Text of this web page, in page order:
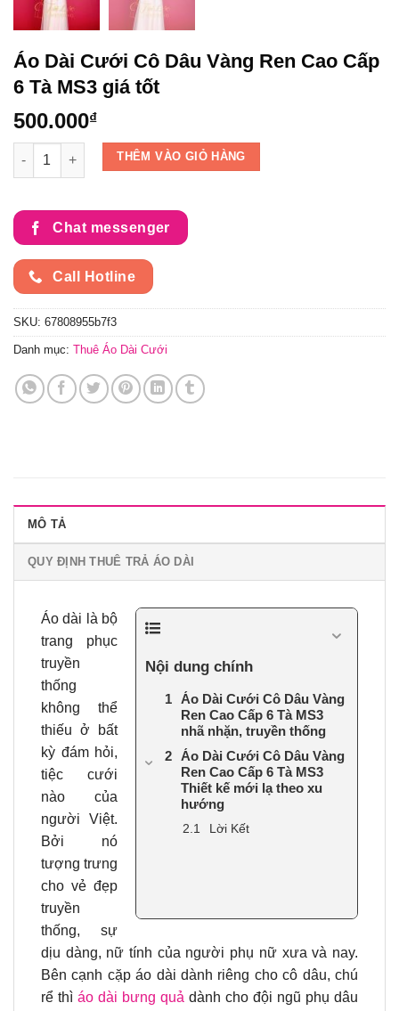
Áo Dài Cưới Cô Dâu Vàng Ren Cao Cấp
6 Tà MS3 giá tốt
500.000₫
Áo Dài Cưới Cô Dâu Vàng Ren Cao Cấp 6 Tà MS3 giá tốt số
THÊM VÀO GIỎ HÀNG
Chat messenger
Call Hotline
SKU: 67808955b7f3
Danh mục: Thuê Áo Dài Cưới
MÔ TẢ
QUY ĐỊNH THUÊ TRẢ ÁO DÀI
Nội dung chính
Áo Dài Cưới Cô Dâu Vàng
Ren Cao Cấp 6 Tà MS3
nhã nhặn, truyền thống
Áo Dài Cưới Cô Dâu Vàng
Ren Cao Cấp 6 Tà MS3
Thiết kế mới lạ theo xu
hướng
Lời Kết
Áo dài là bộ
trang phục
truyền
thống
không thể
thiếu ở bất
kỳ đám hỏi,
tiệc cưới
nào của
người Việt.
Bởi nó
tượng trưng
cho vẻ đẹp
truyền
thống, sự
dịu dàng, nữ tính của người phụ nữ xưa và nay.
Bên cạnh cặp áo dài dành riêng cho cô dâu, chú
rể thì áo dài bưng quả dành cho đội ngũ phụ dâu